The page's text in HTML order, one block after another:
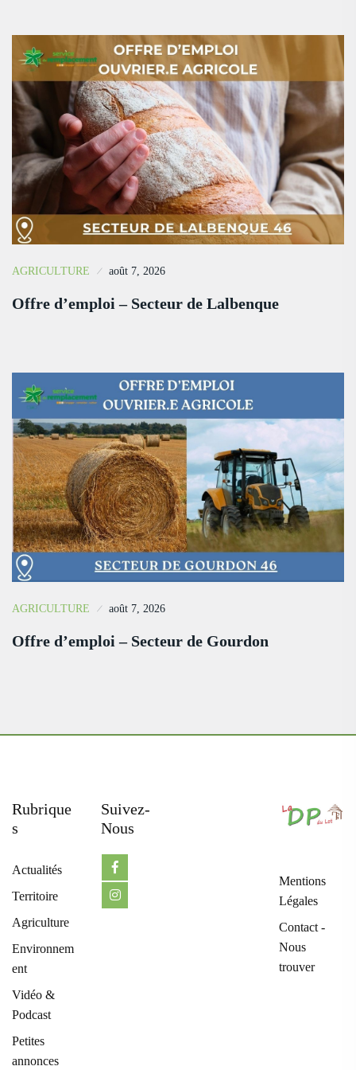
AGRICULTURE août 7, 2026
Offre d’emploi – Secteur de Lalbenque
AGRICULTURE août 7, 2026
Offre d’emploi – Secteur de Gourdon
Rubrique
S
Actualités
Territoire
Agriculture
Environnem
ent
Vidéo &
Podcast
Petites
annonces
Suivez-
Nous
Mentions
Légales
Contact -
Nous
trouver